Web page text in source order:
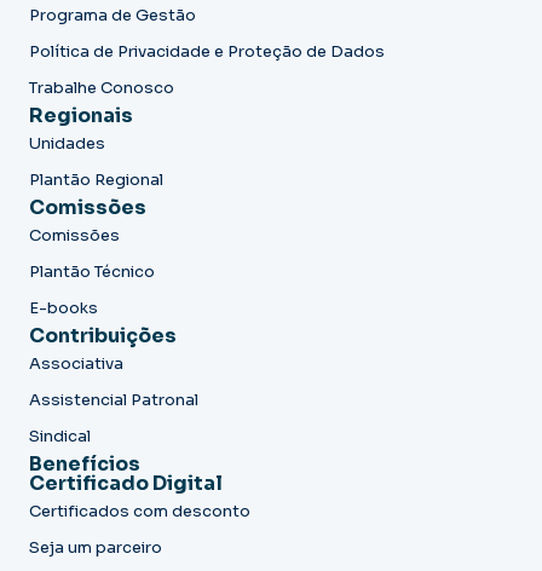
Programa de Gestão
Política de Privacidade e Proteção de Dados
Trabalhe Conosco
Regionais
Unidades
Plantão Regional
Comissões
Comissões
Plantão Técnico
E-books
Contribuições
Associativa
Assistencial Patronal
Sindical
Benefícios
Certificado Digital
Certificados com desconto
Seja um parceiro